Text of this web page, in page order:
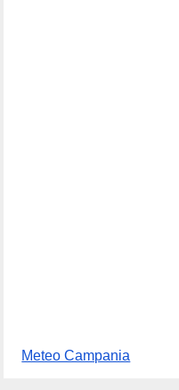
Meteo Campania